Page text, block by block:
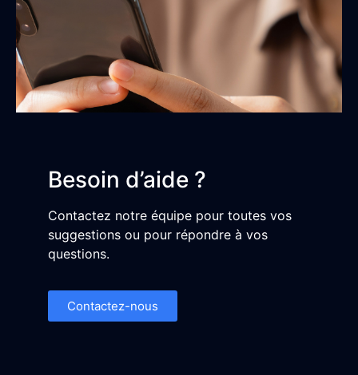
Besoin d’aide ?
Contactez notre équipe pour toutes vos
suggestions ou pour répondre à vos
questions.
Contactez-nous